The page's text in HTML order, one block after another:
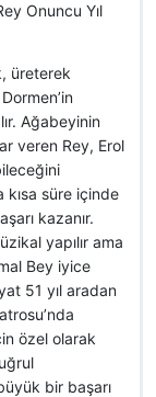
Onuncu Yıl
üreterek
Ağabeyinin
veren Rey, Erol
kısa süre içinde
kazanır.
yapılır ama
Bey iyice
51 yıl aradan
özel olarak
bir başarı